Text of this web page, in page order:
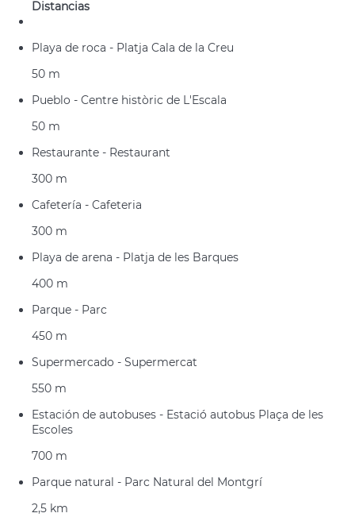
Distancias
Playa de roca - Platja Cala de la Creu
50 m
Pueblo - Centre històric de L'Escala
50 m
Restaurante - Restaurant
300 m
Cafetería - Cafeteria
300 m
Playa de arena - Platja de les Barques
400 m
Parque - Parc
450 m
Supermercado - Supermercat
550 m
Estación de autobuses - Estació autobus Plaça de les
Escoles
700 m
Parque natural - Parc Natural del Montgrí
2,5 km